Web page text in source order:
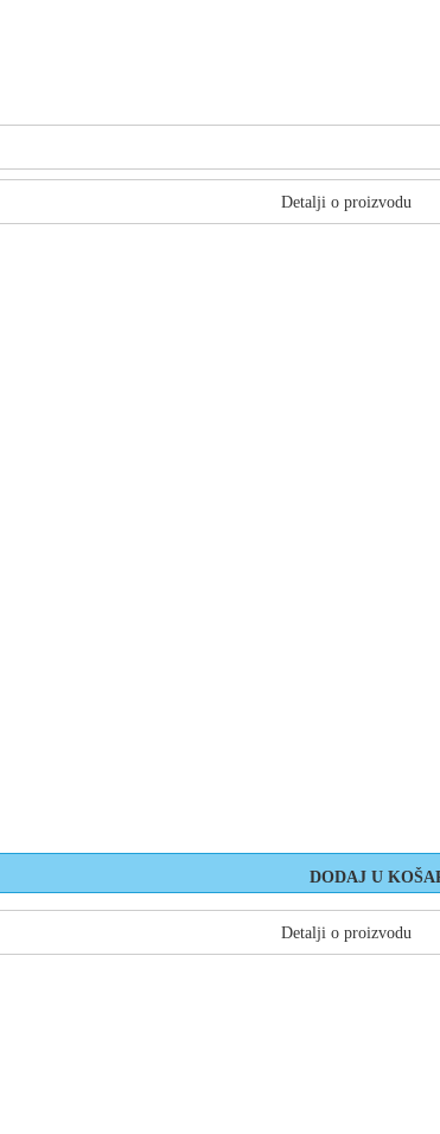
Detalji o proizvodu
Detalji o proizvodu